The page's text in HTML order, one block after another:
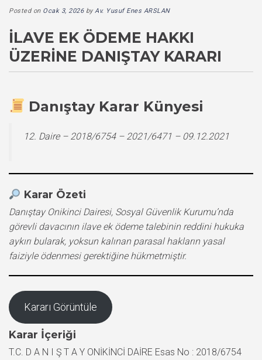
Posted on Ocak 3, 2026byAv. Yusuf Enes ARSLAN
İLAVE EK ÖDEME HAKKI
ÜZERINE DANIŞTAY KARARI
Danıştay Karar Künyesi
12. Daire – 2018/6754 – 2021/6471 – 09.12.2021
Karar Özeti
Danıştay Onikinci Dairesi, Sosyal Güvenlik Kurumu’nda
görevli davacının ilave ek ödeme talebinin reddini hukuka
aykırı bularak, yoksun kalınan parasal hakların yasal
faiziyle ödenmesi gerektiğine hükmetmiştir.
Kararı Görüntüle
Karar İçeriği
T.C. D A N I Ş T A Y ONİKİNCİ DAİRE Esas No : 2018/6754